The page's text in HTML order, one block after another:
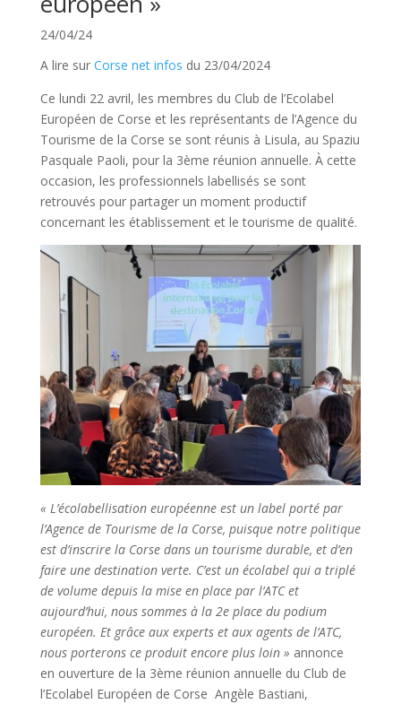
24/04/24
A lire sur Corse net infos du 23/04/2024
Ce lundi 22 avril, les membres du Club de l’Ecolabel
Européen de Corse et les représentants de l’Agence du
Tourisme de la Corse se sont réunis à Lisula, au Spaziu
Pasquale Paoli, pour la 3ème réunion annuelle. À cette
occasion, les professionnels labellisés se sont
retrouvés pour partager un moment productif
concernant les établissement et le tourisme de qualité.
« L’écolabellisation européenne est un label porté par
l’Agence de Tourisme de la Corse, puisque notre politique
est d’inscrire la Corse dans un tourisme durable, et d’en
faire une destination verte. C’est un écolabel qui a triplé
de volume depuis la mise en place par l’ATC et
aujourd’hui, nous sommes à la 2e place du podium
européen. Et grâce aux experts et aux agents de l’ATC,
nous porterons ce produit encore plus loin » annonce
en ouverture de la 3ème réunion annuelle du Club de
l’Ecolabel Européen de Corse Angèle Bastiani,